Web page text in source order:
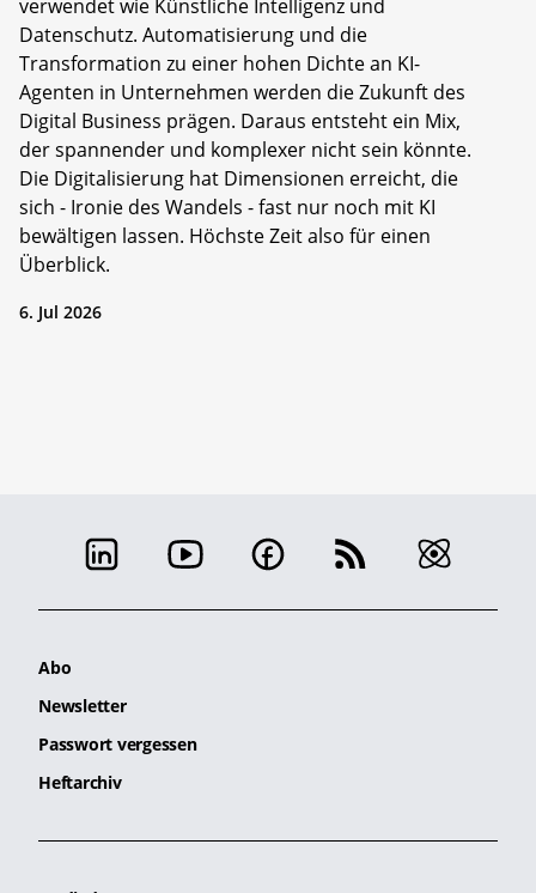
verwendet wie Künstliche Intelligenz und
Datenschutz. Automatisierung und die
Transformation zu einer hohen Dichte an KI-
Agenten in Unternehmen werden die Zukunft des
Digital Business prägen. Daraus entsteht ein Mix,
der spannender und komplexer nicht sein könnte.
Die Digitalisierung hat Dimensionen erreicht, die
sich - Ironie des Wandels - fast nur noch mit KI
bewältigen lassen. Höchste Zeit also für einen
Überblick.
6. Jul 2026
Abo
Newsletter
Passwort vergessen
Heftarchiv